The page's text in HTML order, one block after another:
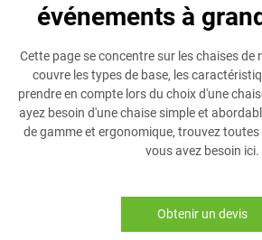
événements à
Cette page se concentre sur les chaises de
couvre les types de base, les
prendre en compte lors du choix d'une
ayez besoin d'une chaise simple et
de gamme et ergonomique, trouvez
vous avez besoin ici.
Obtenir un devis